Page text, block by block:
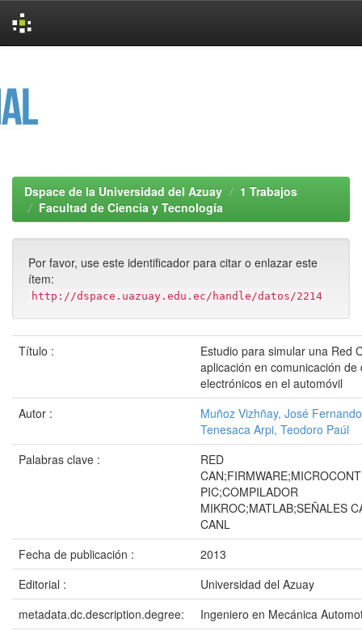
Dspace de la Universidad del Azuay
1 Trabajos
Facultad de Ciencia y Tecnología
Por favor, use este identificador para citar o enlazar este
ítem:
http://dspace.uazuay.edu.ec/handle/datos/2214
Título :
Estudio para simular una Red
aplicación en comunicación de
electrónicos en el automóvil
Autor :
Muñoz Vizhñay, José Fernando
Tenesaca Arpi, Teodoro Paúl
Palabras clave :
RED
PIC;COMPILADOR
MIKROC;MATLAB;SEÑALES
CANL
Fecha de publicación :
2013
Editorial :
Universidad del Azuay
metadata.dc.description.degree:
Ingeniero en Mecánica